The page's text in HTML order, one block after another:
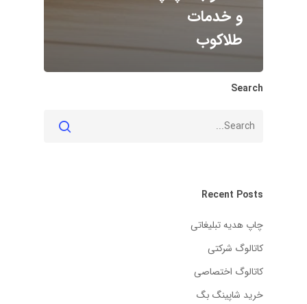
و خدمات
طلاکوب
Search
Recent Posts
چاپ هدیه تبلیغاتی
کاتالوگ شرکتی
کاتالوگ اختصاصی
خرید شاپینگ بگ